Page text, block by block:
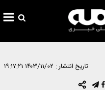
تاریخ انتشار : ۱۴۰۳/۱۱/۰۲ ۱۹:۱۷:۲۱